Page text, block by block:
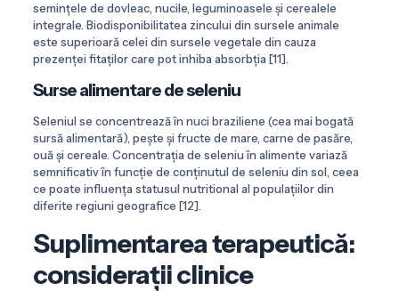
semințele de dovleac, nucile, leguminoasele și cerealele
integrale. Biodisponibilitatea zincului din sursele animale
este superioară celei din sursele vegetale din cauza
prezenței fitaților care pot inhiba absorbția [11].
Surse alimentare de seleniu
Seleniul se concentrează în nuci braziliene (cea mai bogată
sursă alimentară), pește și fructe de mare, carne de pasăre,
ouă și cereale. Concentrația de seleniu în alimente variază
semnificativ în funcție de conținutul de seleniu din sol, ceea
ce poate influența statusul nutritional al populațiilor din
diferite regiuni geografice [12].
Suplimentarea terapeutică:
considerații clinice